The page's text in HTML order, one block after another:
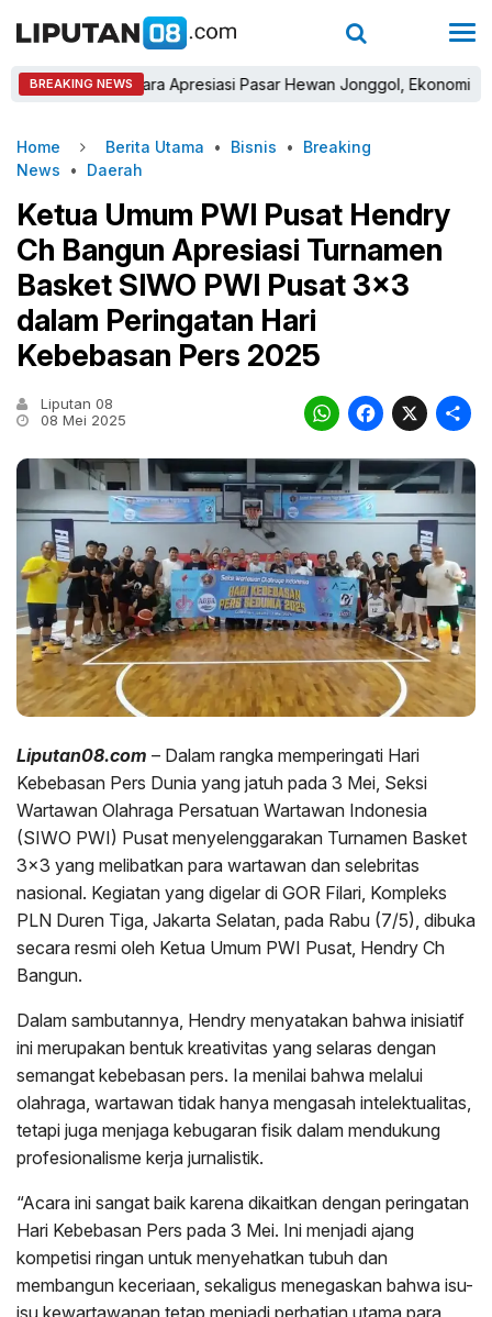
BREAKING NEWS
Winara Apresiasi Pasar Hewan Jonggol, Ekonomi Peternak
Home Berita Utama • Bisnis • Breaking
News • Daerah
Ketua Umum PWI Pusat Hendry
Ch Bangun Apresiasi Turnamen
Basket SIWO PWI Pusat 3×3
dalam Peringatan Hari
Kebebasan Pers 2025
Liputan 08
08 Mei 2025
X
Liputan08.com – Dalam rangka memperingati Hari
Kebebasan Pers Dunia yang jatuh pada 3 Mei, Seksi
Wartawan Olahraga Persatuan Wartawan Indonesia
(SIWO PWI) Pusat menyelenggarakan Turnamen Basket
3×3 yang melibatkan para wartawan dan selebritas
nasional. Kegiatan yang digelar di GOR Filari, Kompleks
PLN Duren Tiga, Jakarta Selatan, pada Rabu (7/5), dibuka
secara resmi oleh Ketua Umum PWI Pusat, Hendry Ch
Bangun.
Dalam sambutannya, Hendry menyatakan bahwa inisiatif
ini merupakan bentuk kreativitas yang selaras dengan
semangat kebebasan pers. Ia menilai bahwa melalui
olahraga, wartawan tidak hanya mengasah intelektualitas,
tetapi juga menjaga kebugaran fisik dalam mendukung
profesionalisme kerja jurnalistik.
“Acara ini sangat baik karena dikaitkan dengan peringatan
Hari Kebebasan Pers pada 3 Mei. Ini menjadi ajang
kompetisi ringan untuk menyehatkan tubuh dan
membangun keceriaan, sekaligus menegaskan bahwa isu-